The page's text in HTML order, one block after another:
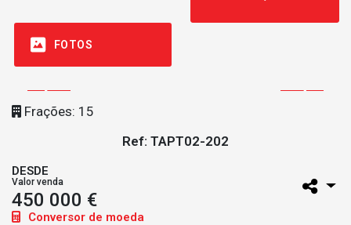
FOTOS
Frações: 15
Ref: TAPT02-202
DESDE
Valor venda
450 000 €
Conversor de moeda